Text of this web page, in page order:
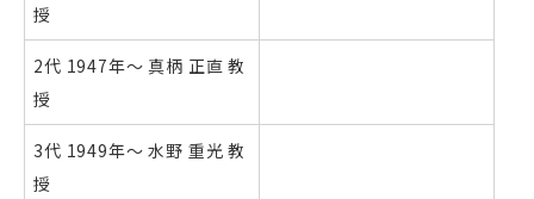
授
2代 1947年～ 真柄 正直 教
授
3代 1949年～ 水野 重光 教
授